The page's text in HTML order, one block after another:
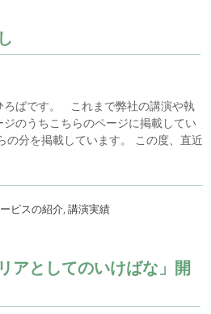
ろばです。 これまで弊社の講演や執
のうちこちらのページに掲載してい
の分を掲載しています。 この度、直近
ビスの紹介,講演実績
アとしてのいけばな」開